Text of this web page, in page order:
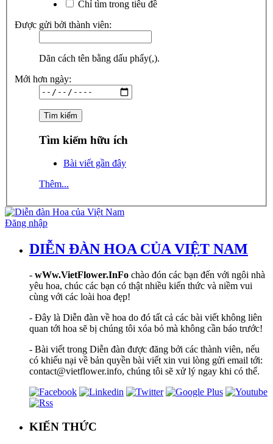
Chỉ tìm trong tiêu đề
Được gửi bởi thành viên:
Dãn cách tên bằng dấu phẩy(,).
Mới hơn ngày:
Tìm kiếm hữu ích
Bài viết gần đây
Thêm...
Đăng nhập
DIỄN ĐÀN HOA CỦA VIỆT NAM
- wWw.VietFlower.InFo chào đón các bạn đến với ngôi nhà
yêu hoa, chúc các bạn có thật nhiều kiến thức và niềm vui
cùng với các loài hoa đẹp!
- Đây là Diễn đàn về hoa do đó tất cả các bài viết không liên
quan tới hoa sẽ bị chúng tôi xóa bỏ mà không cần báo trước!
- Bài viết trong Diễn đàn được đăng bởi các thành viên, nếu
có khiếu nại về bản quyền bài viết xin vui lòng gửi email tới:
contact@vietflower.info, chúng tôi sẽ xử lý ngay khi có thể.
KIẾN THỨC